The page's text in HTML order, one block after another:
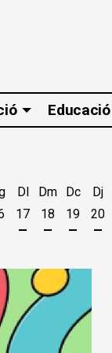
Educació
d'agost
Dl
17
Dilluns 17
Dm
18
Dimarts 18
Dc
19
Dj
20